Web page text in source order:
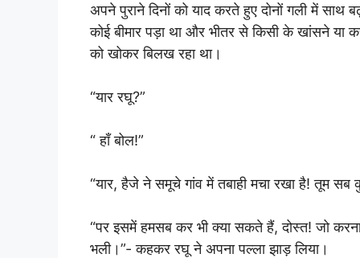
अपने पुराने दिनों को याद करते हुए दोनों गली में
कोई बीमार पड़ा था और भीतर से किसी के खांसने या
को खोकर बिलख रहा था।
“यार रघू?”
“ हाँ बोल!”
“यार, हैजे ने समूचे गांव में तबाही मचा रखा है! तूम
“पर इसमें हमसब कर भी क्या सकते हैं, दोस्त! जो
भली।”- कहकर रघू ने अपना पल्ला झाड़ लिया।